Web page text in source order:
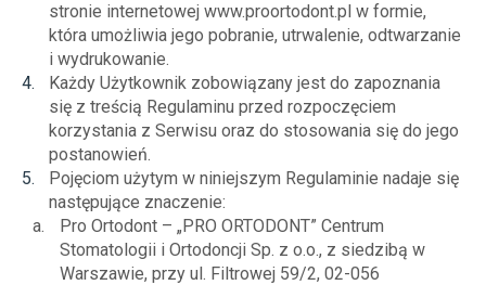
stronie internetowej www.proortodont.pl w formie,
która umożliwia jego pobranie, utrwalenie, odtwarzanie
i wydrukowanie.
Każdy Użytkownik zobowiązany jest do zapoznania
się z treścią Regulaminu przed rozpoczęciem
korzystania z Serwisu oraz do stosowania się do jego
postanowień.
Pojęciom użytym w niniejszym Regulaminie nadaje się
następujące znaczenie:
Pro Ortodont – „PRO ORTODONT” Centrum
Stomatologii i Ortodoncji Sp. z o.o., z siedzibą w
Warszawie, przy ul. Filtrowej 59/2, 02-056